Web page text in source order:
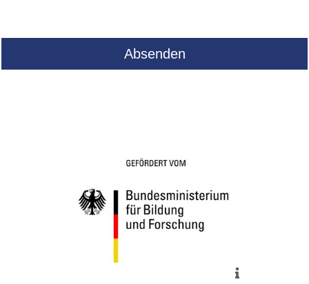
Das FieberApp-Register wird von
BMBF
mehr